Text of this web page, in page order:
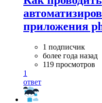
приложения
1 подписчик
более года назад
119 просмотров
1
ответ